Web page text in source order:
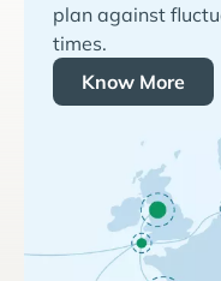
plan against
times.
Know More